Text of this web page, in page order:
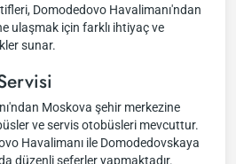
Domodedovo Havalimanı'ndan
ulaşmak için farklı ihtiyaç ve
sunar.
Moskova şehir merkezine
ve servis otobüsleri mevcuttur.
Havalimanı ile Domodedovskaya
düzenli seferler yapmaktadır.